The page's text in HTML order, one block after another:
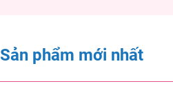
Sản phẩm mới nhất